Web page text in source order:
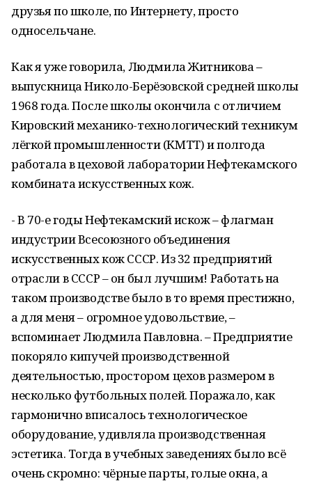
друзья по школе, по Интернету, просто
односельчане.
Как я уже говорила, Людмила Житникова –
выпускница Николо-Берёзовской средней школы
1968 года. После школы окончила с отличием
Кировский механико-технологический техникум
лёгкой промышленности (КМТТ) и полгода
работала в цеховой лаборатории Нефтекамского
комбината искусственных кож.
- В 70-е годы Нефтекамский искож – флагман
индустрии Всесоюзного объединения
искусственных кож СССР. Из 32 предприятий
отрасли в СССР – он был лучшим! Работать на
таком производстве было в то время престижно,
а для меня – огромное удовольствие, –
вспоминает Людмила Павловна. – Предприятие
покоряло кипучей производственной
деятельностью, простором цехов размером в
несколько футбольных полей. Поражало, как
гармонично вписалось технологическое
оборудование, удивляла производственная
эстетика. Тогда в учебных заведениях было всё
очень скромно: чёрные парты, голые окна, а